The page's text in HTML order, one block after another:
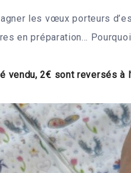
les vœux porteurs
en préparation…
vendu, 2€ sont reversés à